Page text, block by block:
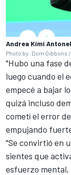
Andrea Kimi
Photo by: Dom Gibbons
"Hubo una fase
luego cuando el
empecé a bajar
quizá incluso
cometí el error
empujando
"Se convirtió en
sientes que
esfuerzo mental,